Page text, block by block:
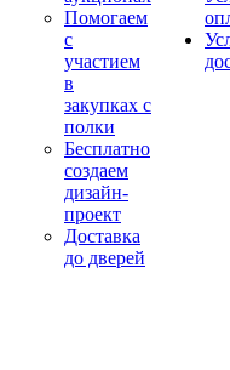
Помогаем
с
участием
в
закупках с
полки
Бесплатно
создаем
дизайн-
проект
Доставка
до дверей